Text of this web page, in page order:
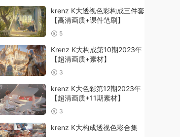
krenz K大透视色彩构成三件套
【高清画质+课件笔刷】
5
Krenz K大构成第10期2023年
【超清画质+素材】
3
krenz K大色彩第12期2023年
【超清画质+11期素材】
3
krenz K大构成透视色彩合集